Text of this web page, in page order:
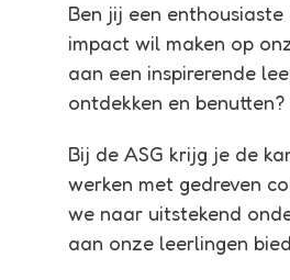
Ben jij een
impact wil maken op
aan een inspirerende
ontdekken en benutten?
Bij de ASG krijg je de
werken met gedreven
we naar uitstekend
aan onze leerlingen